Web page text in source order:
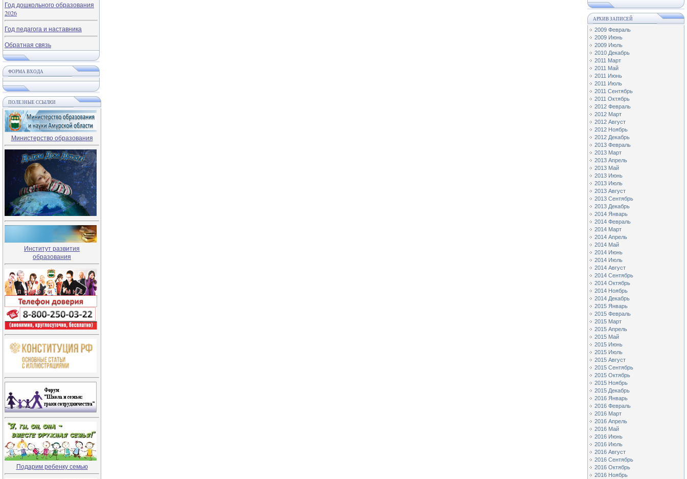
Год дошкольного образования
2026
Год педагога и наставника
Обратная связь
ФОРМА ВХОДА
ПОЛЕЗНЫЕ ССЫЛКИ
Министерство образования
Институт развития
образования
Подарим ребенку семью
АРХИВ ЗАПИСЕЙ
2009 Февраль
2009 Июнь
2009 Июль
2010 Декабрь
2011 Март
2011 Май
2011 Июнь
2011 Июль
2011 Сентябрь
2011 Октябрь
2012 Февраль
2012 Март
2012 Август
2012 Ноябрь
2012 Декабрь
2013 Февраль
2013 Март
2013 Апрель
2013 Май
2013 Июнь
2013 Июль
2013 Август
2013 Сентябрь
2013 Декабрь
2014 Январь
2014 Февраль
2014 Март
2014 Апрель
2014 Май
2014 Июнь
2014 Июль
2014 Август
2014 Сентябрь
2014 Октябрь
2014 Ноябрь
2014 Декабрь
2015 Январь
2015 Февраль
2015 Март
2015 Апрель
2015 Май
2015 Июнь
2015 Июль
2015 Август
2015 Сентябрь
2015 Октябрь
2015 Ноябрь
2015 Декабрь
2016 Январь
2016 Февраль
2016 Март
2016 Апрель
2016 Май
2016 Июнь
2016 Июль
2016 Август
2016 Сентябрь
2016 Октябрь
2016 Ноябрь